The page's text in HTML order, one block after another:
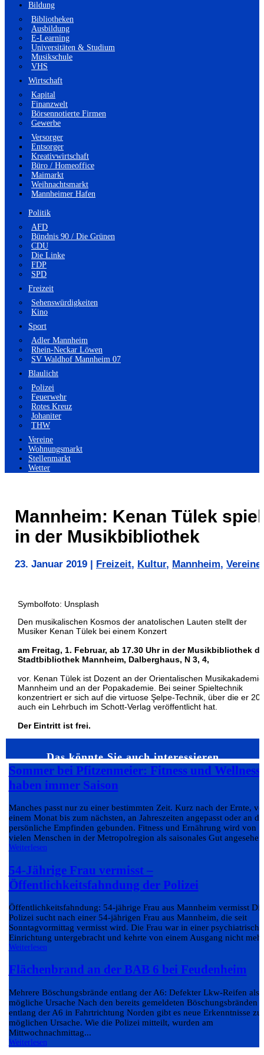
Bildung
Bibliotheken
Ausbildung
E-Learning
Universitäten & Studium
Musikschule
VHS
Wirtschaft
Kapital
Finanzwelt
Börsennotierte Firmen
Gewerbe
Versorger
Entsorger
Kreativwirtschaft
Büro / Homeoffice
Maimarkt
Weihnachtsmarkt
Mannheimer Hafen
Politik
AFD
Bündnis 90 / Die Grünen
CDU
Die Linke
FDP
SPD
Freizeit
Sehenswürdigkeiten
Kino
Sport
Adler Mannheim
Rhein-Neckar Löwen
SV Waldhof Mannheim 07
Blaulicht
Polizei
Feuerwehr
Rotes Kreuz
Johaniter
THW
Vereine
Wohnungsmarkt
Stellenmarkt
Wetter
Mannheim: Kenan Tülek
in der Musikbibliothek
23. Januar 2019 Freizeit, Kultur, Mannheim, Vereine
Symbolfoto: Unsplash
Den musikalischen Kosmos der anatolischen Lauten stellt der
Musiker Kenan Tülek bei einem Konzert
am Freitag, 1. Februar, ab 17.30 Uhr in der Musikbibliothek
Stadtbibliothek Mannheim, Dalberghaus, N 3, 4,
vor. Kenan Tülek ist Dozent an der Orientalischen Musikakademie
Mannheim und an der Popakademie. Bei seiner Spieltechnik
konzentriert er sich auf die virtuose Şelpe-Technik, über die er
auch ein Lehrbuch im Schott-Verlag veröffentlicht hat.
Der Eintritt ist frei.
Das könnte Sie auch interessieren…
Sommer bei Pfitzenmeier: Fitness und Wellness
haben immer Saison
Manches passt nur zu einer bestimmten Zeit. Kurz nach der Ernte,
einem Monat bis zum nächsten, an Jahreszeiten angepasst oder an
persönliche Empfinden gebunden. Fitness und Ernährung wird von
vielen Menschen in der Metropolregion als saisonales Gut
Weiterlesen
54-Jährige Frau vermisst –
Öffentlichkeitsfahndung der Polizei
Öffentlichkeitsfahndung: 54-jährige Frau aus Mannheim vermisst Die
Polizei sucht nach einer 54-jährigen Frau aus Mannheim, die seit
Sonntagvormittag vermisst wird. Die Frau war in einer
Einrichtung untergebracht und kehrte von einem Ausgang nicht
Weiterlesen
Flächenbrand an der BAB 6 bei Feudenheim
Mehrere Böschungsbrände entlang der A6: Defekter Lkw-Reifen als
mögliche Ursache Nach den bereits gemeldeten Böschungsbränden
entlang der A6 in Fahrtrichtung Norden gibt es neue Erkenntnisse zur
möglichen Ursache. Wie die Polizei mitteilt, wurden am
Mittwochnachmittag...
Weiterlesen